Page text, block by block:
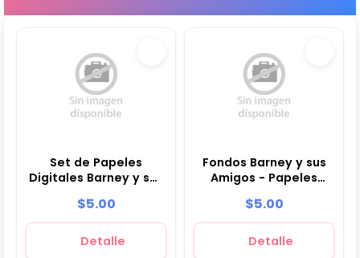
Set de Papeles
Digitales Barney y sus
Fiestas y
Scrapbooking
$5.00
Detalle
Fondos Barney y sus
Amigos - Papeles
Decoración
$5.00
Detalle